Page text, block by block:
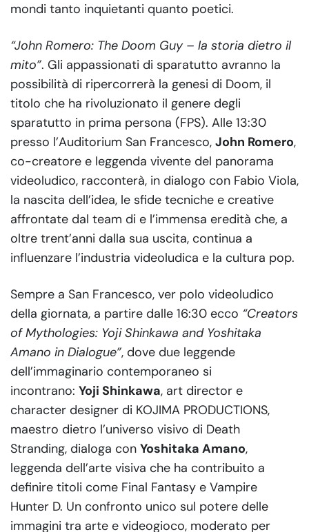
mondi tanto inquietanti quanto poetici.
“John Romero: The Doom Guy – la storia dietro il
mito”. Gli appassionati di sparatutto avranno la
possibilità di ripercorrerà la genesi di Doom, il
titolo che ha rivoluzionato il genere degli
sparatutto in prima persona (FPS). Alle 13:30
presso l’Auditorium San Francesco, John Romero,
co-creatore e leggenda vivente del panorama
videoludico, racconterà, in dialogo con Fabio Viola,
la nascita dell’idea, le sfide tecniche e creative
affrontate dal team di e l’immensa eredità che, a
oltre trent’anni dalla sua uscita, continua a
influenzare l’industria videoludica e la cultura pop.
Sempre a San Francesco, ver polo videoludico
della giornata, a partire dalle 16:30 ecco “Creators
of Mythologies: Yoji Shinkawa and Yoshitaka
Amano in Dialogue”, dove due leggende
dell’immaginario contemporaneo si
incontrano: Yoji Shinkawa, art director e
character designer di KOJIMA PRODUCTIONS,
maestro dietro l’universo visivo di Death
Stranding, dialoga con Yoshitaka Amano,
leggenda dell’arte visiva che ha contribuito a
definire titoli come Final Fantasy e Vampire
Hunter D. Un confronto unico sul potere delle
immagini tra arte e videogioco, moderato per